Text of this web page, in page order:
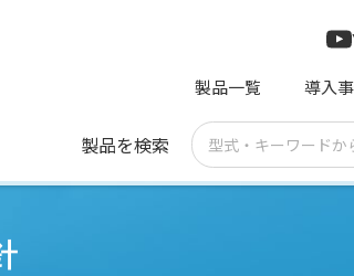
製品一覧 導入
製品を検索